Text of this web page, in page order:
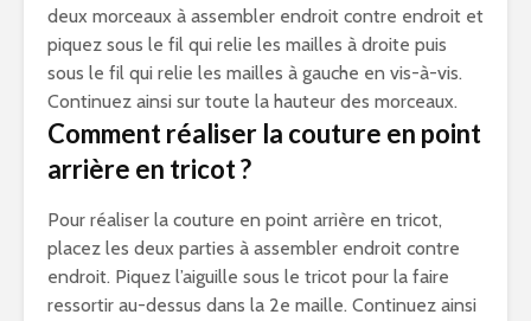
deux morceaux à assembler endroit contre endroit et
piquez sous le fil qui relie les mailles à droite puis
sous le fil qui relie les mailles à gauche en vis-à-vis.
Continuez ainsi sur toute la hauteur des morceaux.
Comment réaliser la couture en point
arrière en tricot ?
Pour réaliser la couture en point arrière en tricot,
placez les deux parties à assembler endroit contre
endroit. Piquez l’aiguille sous le tricot pour la faire
ressortir au-dessus dans la 2e maille. Continuez ainsi